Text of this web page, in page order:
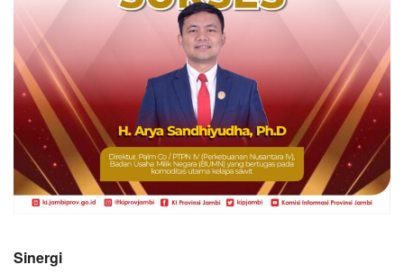
Sinergi